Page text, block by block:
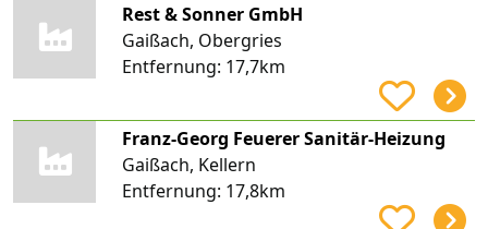
Rest & Sonner GmbH
Gaißach, Obergries
Entfernung: 17,7km
Franz-Georg Feuerer Sanitär-Heizung
Gaißach, Kellern
Entfernung: 17,8km